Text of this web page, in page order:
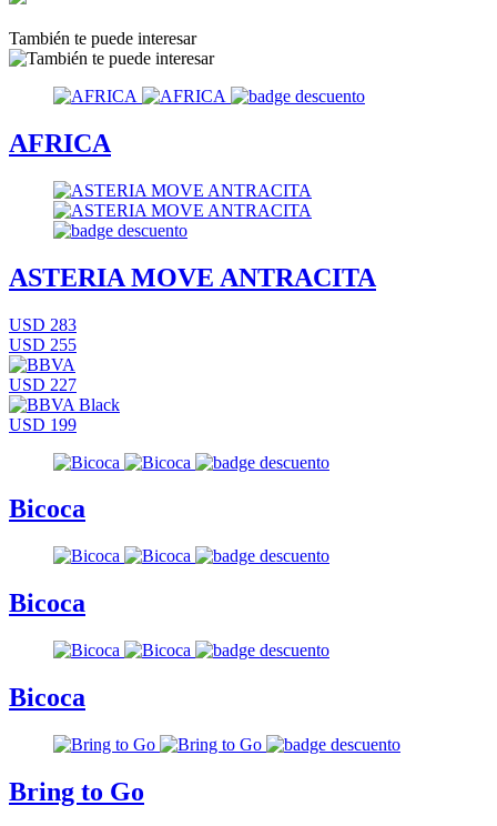
También te puede interesar
AFRICA
ASTERIA MOVE ANTRACITA
USD 283
USD 255
USD 227
USD 199
Bicoca
Bicoca
Bicoca
Bring to Go